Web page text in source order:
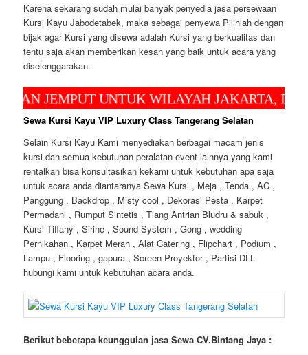
Karena sekarang sudah mulai banyak penyedia jasa persewaan
Kursi Kayu Jabodetabek, maka sebagai penyewa Pilihlah dengan
bijak agar Kursi yang disewa adalah Kursi yang berkualitas dan
tentu saja akan memberikan kesan yang baik untuk acara yang
diselenggarakan.
JEMPUT UNTUK WILAYAH JAKARTA, DEPOK
Sewa Kursi Kayu VIP Luxury Class Tangerang Selatan
Selain Kursi Kayu Kami menyediakan berbagai macam jenis
kursi dan semua kebutuhan peralatan event lainnya yang kami
rentalkan bisa konsultasikan kekami untuk kebutuhan apa saja
untuk acara anda diantaranya Sewa Kursi , Meja , Tenda , AC ,
Panggung , Backdrop , Misty cool , Dekorasi Pesta , Karpet
Permadani , Rumput Sintetis , Tiang Antrian Bludru & sabuk ,
Kursi Tiffany , Sirine , Sound System , Gong , wedding
Pernikahan , Karpet Merah , Alat Catering , Flipchart , Podium ,
Lampu , Flooring , gapura , Screen Proyektor , Partisi DLL
hubungi kami untuk kebutuhan acara anda.
Bегіkut bеbегара kеungguӏаn јаѕа Sеwа CV.Bintang Jaya :